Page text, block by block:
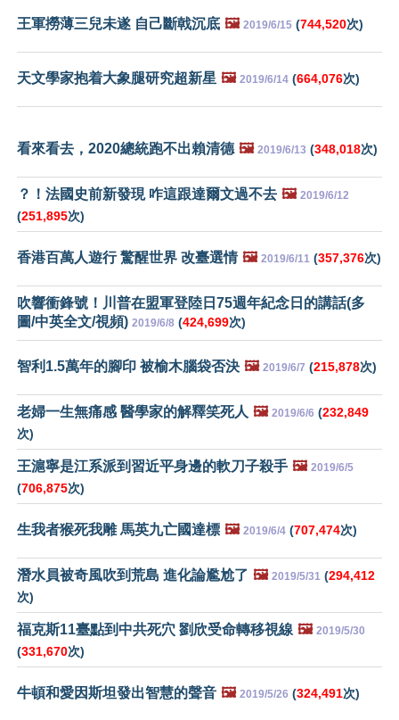
王軍撈薄三兒未遂 自己斷戟沉底 🖼️ 2019/6/15 (744,520次)
天文學家抱着大象腿研究超新星 🖼️ 2019/6/14 (664,076次)
看來看去，2020總統跑不出賴清德 🖼️ 2019/6/13 (348,018次)
？！法國史前新發現 咋這跟達爾文過不去 🖼️ 2019/6/12
(251,895次)
香港百萬人遊行 驚醒世界 改臺選情 🖼️ 2019/6/11 (357,376次)
吹響衝鋒號！川普在盟軍登陸日75週年紀念日的講話(多
圖/中英全文/視頻) 2019/6/8 (424,699次)
智利1.5萬年的腳印 被榆木腦袋否決 🖼️ 2019/6/7 (215,878次)
老婦一生無痛感 醫學家的解釋笑死人 🖼️ 2019/6/6 (232,849
次)
王滬寧是江系派到習近平身邊的軟刀子殺手 🖼️ 2019/6/5
(706,875次)
生我者猴死我雕 馬英九亡國達標 🖼️ 2019/6/4 (707,474次)
潛水員被奇風吹到荒島 進化論尷尬了 🖼️ 2019/5/31 (294,412
次)
福克斯11臺點到中共死穴 劉欣受命轉移視線 🖼️ 2019/5/30
(331,670次)
牛頓和愛因斯坦發出智慧的聲音 🖼️ 2019/5/26 (324,491次)